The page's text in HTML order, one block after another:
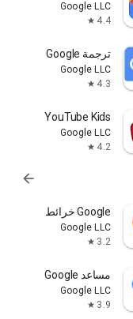
Google LLC
4.4
star
ترجمة Google
Google LLC
4.3
star
YouTube Kids
Google LLC
4.2
star
arrow_forward
Google خرائط
Google LLC
3.2
star
مساعد Google
Google LLC
3.9
star